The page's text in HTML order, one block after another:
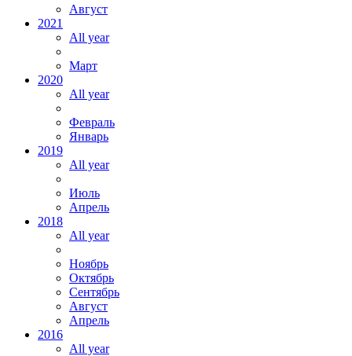
Август
2021
All year
Март
2020
All year
Февраль
Январь
2019
All year
Июль
Апрель
2018
All year
Ноябрь
Октябрь
Сентябрь
Август
Апрель
2016
All year